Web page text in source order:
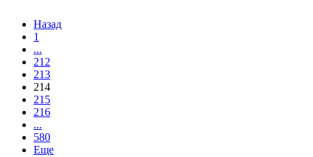
Назад
1
...
212
213
214
215
216
...
580
Еще